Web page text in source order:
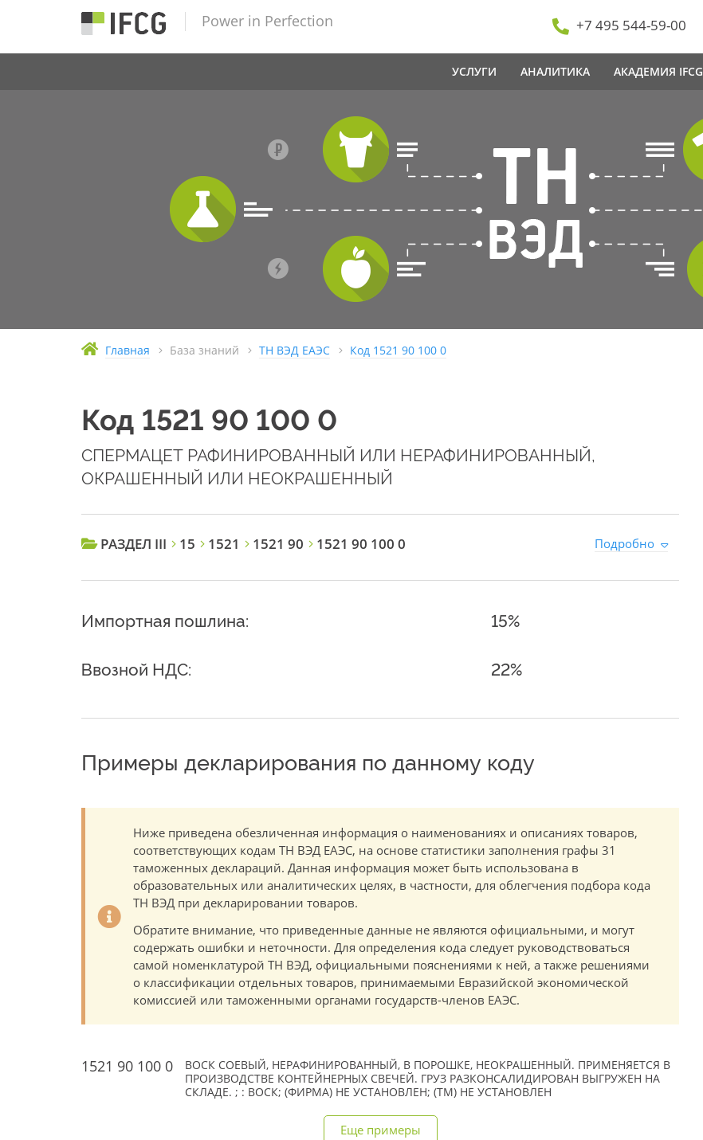
Power in Perfection +7 495 544-59-00
УСЛУГИ АНАЛИТИКА АКАДЕМИЯ IFCG
Главная База знаний ТН ВЭД ЕАЭС Код 1521 90 100 0
Код 1521 90 100 0
СПЕРМАЦЕТ РАФИНИРОВАННЫЙ ИЛИ НЕРАФИНИРОВАННЫЙ,
ОКРАШЕННЫЙ ИЛИ НЕОКРАШЕННЫЙ
РАЗДЕЛ III 15 1521 1521 90 1521 90 100 0 Подробно
Импортная пошлина: 15%
Ввозной НДС: 22%
Примеры декларирования по данному коду
Ниже приведена обезличенная информация о наименованиях и описаниях товаров,
соответствующих кодам ТН ВЭД ЕАЭС, на основе статистики заполнения графы 31
таможенных деклараций. Данная информация может быть использована в
образовательных или аналитических целях, в частности, для облегчения подбора кода
ТН ВЭД при декларировании товаров.
Обратите внимание, что приведенные данные не являются официальными, и могут
содержать ошибки и неточности. Для определения кода следует руководствоваться
самой номенклатурой ТН ВЭД, официальными пояснениями к ней, а также решениями
о классификации отдельных товаров, принимаемыми Евразийской экономической
комиссией или таможенными органами государств-членов ЕАЭС.
1521 90 100 0
ВОСК СОЕВЫЙ, НЕРАФИНИРОВАННЫЙ, В ПОРОШКЕ, НЕОКРАШЕННЫЙ. ПРИМЕНЯЕТСЯ В
ПРОИЗВОДСТВЕ КОНТЕЙНЕРНЫХ СВЕЧЕЙ. ГРУЗ РАЗКОНСАЛИДИРОВАН ВЫГРУЖЕН НА
СКЛАДЕ. ; : ВОСК; (ФИРМА) НЕ УСТАНОВЛЕН; (TM) НЕ УСТАНОВЛЕН
Еще примеры